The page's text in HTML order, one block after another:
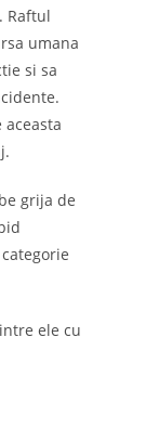
Raftul
umana
si sa
grija de
ele cu